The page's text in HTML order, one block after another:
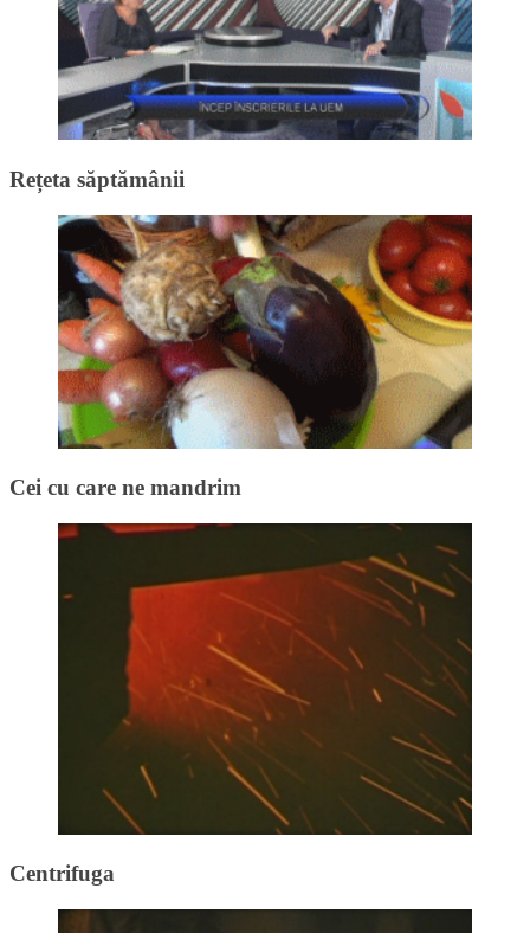
Rețeta săptămânii
Cei cu care ne mandrim
Centrifuga